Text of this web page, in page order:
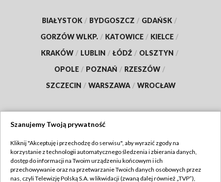
BIAŁYSTOK / BYDGOSZCZ / GDAŃSK /
GORZÓW WLKP. / KATOWICE / KIELCE /
KRAKÓW / LUBLIN / ŁÓDŹ / OLSZTYN /
OPOLE / POZNAŃ / RZESZÓW /
SZCZECIN / WARSZAWA / WROCŁAW
TVP
Abonament TVP
Regulamin TVP
Szanujemy Twoją prywatność
Kliknij "Akceptuję i przechodzę do serwisu", aby wyrazić zgody na
korzystanie z technologii automatycznego śledzenia i zbierania danych,
dostęp do informacji na Twoim urządzeniu końcowym i ich
przechowywanie oraz na przetwarzanie Twoich danych osobowych przez
nas, czyli Telewizję Polską S.A. w likwidacji (zwaną dalej również „TVP”),